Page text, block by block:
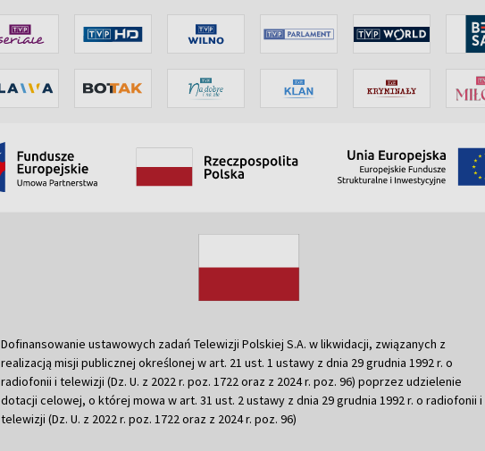
Dofinansowanie ustawowych zadań Telewizji Polskiej S.A. w likwidacji, związanych z
realizacją misji publicznej określonej w art. 21 ust. 1 ustawy z dnia 29 grudnia 1992 r. o
radiofonii i telewizji (Dz. U. z 2022 r. poz. 1722 oraz z 2024 r. poz. 96) poprzez udzielenie
dotacji celowej, o której mowa w art. 31 ust. 2 ustawy z dnia 29 grudnia 1992 r. o radiofonii i
telewizji (Dz. U. z 2022 r. poz. 1722 oraz z 2024 r. poz. 96)